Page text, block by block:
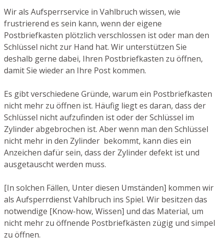
Wir als Aufsperrservice in Vahlbruch wissen, wie
frustrierend es sein kann, wenn der eigene
Postbriefkasten plötzlich verschlossen ist oder man den
Schlüssel nicht zur Hand hat. Wir unterstützen Sie
deshalb gerne dabei, Ihren Postbriefkasten zu öffnen,
damit Sie wieder an Ihre Post kommen.
Es gibt verschiedene Gründe, warum ein Postbriefkasten
nicht mehr zu öffnen ist. Häufig liegt es daran, dass der
Schlüssel nicht aufzufinden ist oder der Schlüssel im
Zylinder abgebrochen ist. Aber wenn man den Schlüssel
nicht mehr in den Zylinder bekommt, kann dies ein
Anzeichen dafür sein, dass der Zylinder defekt ist und
ausgetauscht werden muss.
[In solchen Fällen, Unter diesen Umständen] kommen wir
als Aufsperrdienst Vahlbruch ins Spiel. Wir besitzen das
notwendige [Know-how, Wissen] und das Material, um
nicht mehr zu öffnende Postbriefkästen zügig und simpel
zu öffnen.